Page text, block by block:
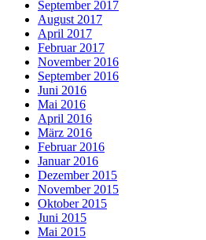
September 2017
August 2017
April 2017
Februar 2017
November 2016
September 2016
Juni 2016
Mai 2016
April 2016
März 2016
Februar 2016
Januar 2016
Dezember 2015
November 2015
Oktober 2015
Juni 2015
Mai 2015